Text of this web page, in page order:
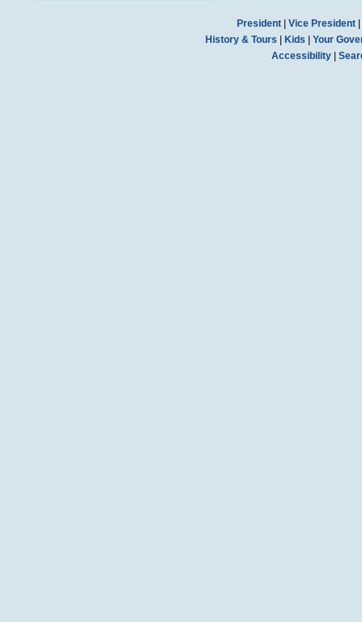
President| Vice President|
History & Tours
Kids
Your
Accessibility